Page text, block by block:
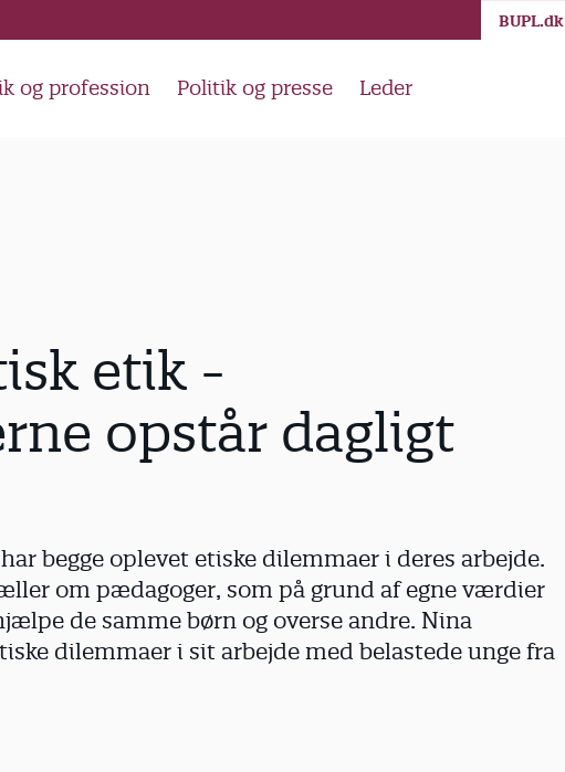
og profession Politik og presse Leder
BUPL.dk
etik -
opstår dagligt
begge oplevet etiske dilemmaer i deres arbejde.
om pædagoger, som på grund af egne værdier
de samme børn og overse andre. Nina
dilemmaer i sit arbejde med belastede unge fra